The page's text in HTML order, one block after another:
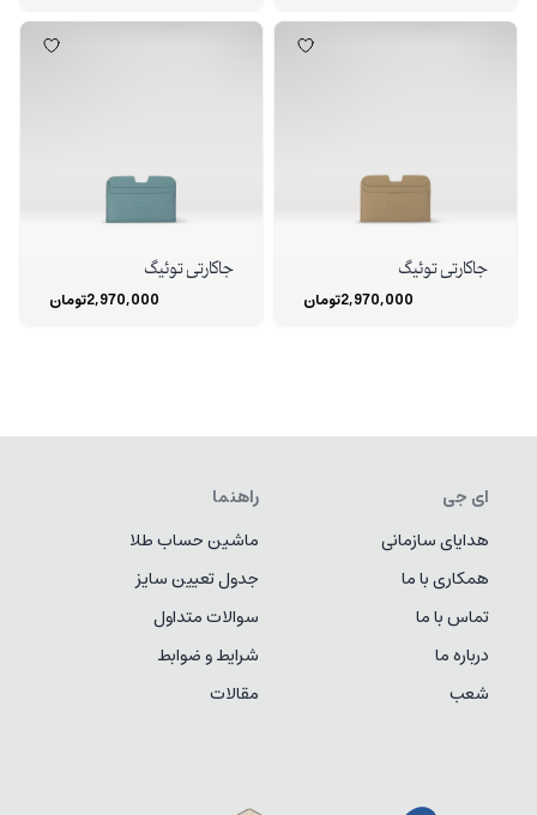
جاکارتی توئیگ
2,970,000تومان
جاکارتی توئیگ
2,970,000تومان
ای جی
هدایای سازمانی
همکاری با ما
تماس با ما
درباره ما
شعب
راهنما
ماشین حساب طلا
جدول تعیین سایز
سوالات متداول
شرایط و ضوابط
مقالات